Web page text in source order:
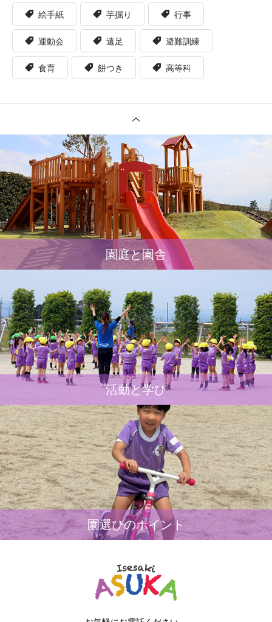
絵手紙 芋掘り 行事
運動会 遠足 避難訓練
食育 餅つき 高等科
園庭と園舎
活動と学び
園選びのポイント